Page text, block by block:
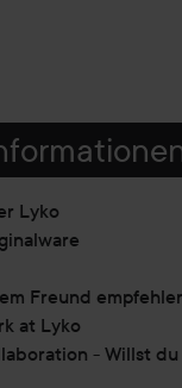
Lyko
Freund
at Lyko
- Willst